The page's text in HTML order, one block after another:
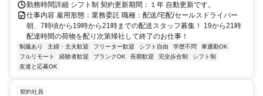
勤務時間詳細 シフト制 契約更新期間：１年 自動更新です。
仕事内容 雇用形態：業務委託 職種：配送/宅配/セールスドライバー
朝、7時頃から19時から21時までの配送スタッフ募集！ 19から21時
配達時間の荷物を配り次第帰社して終了のお仕事！
制服あり 主婦・主夫歓迎 フリーター歓迎 シフト自由 学歴不問
車通勤OK
フルリモート
経験者歓迎 ブランクOK 長期歓迎 完全歩合制
シフト制
友達と応募OK
契約社員